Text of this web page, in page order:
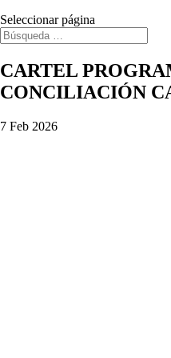
Seleccionar página
CARTEL
CONCILIACIÓN
7 Feb 2026